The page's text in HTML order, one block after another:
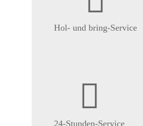
Hol- und bring-Service
24-Stunden-Service